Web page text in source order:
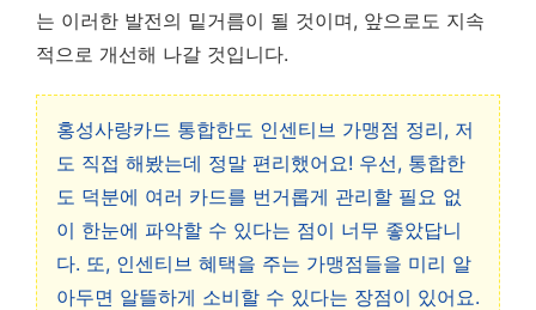
는 이러한 발전의 밑거름이 될 것이며, 앞으로도 지속
적으로 개선해 나갈 것입니다.
홍성사랑카드 통합한도 인센티브 가맹점 정리, 저
도 직접 해봤는데 정말 편리했어요! 우선, 통합한
도 덕분에 여러 카드를 번거롭게 관리할 필요 없
이 한눈에 파악할 수 있다는 점이 너무 좋았답니
다. 또, 인센티브 혜택을 주는 가맹점들을 미리 알
아두면 알뜰하게 소비할 수 있다는 장점이 있어요.